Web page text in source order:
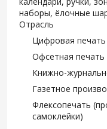
наборы, ёлочные
Отрасль
Цифровая печать
Офсетная печать
Книжно-
Газетное
Флексопечать
самоклейки)